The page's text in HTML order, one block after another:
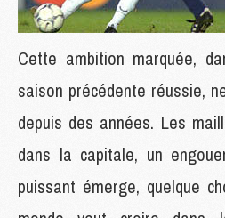
Cette ambition marquée,
saison précédente réussie,
depuis des années. Les
dans la capitale, un
puissant émerge, quelque